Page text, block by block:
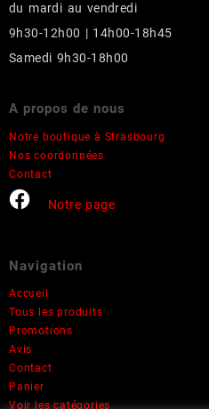
du mardi au vendredi
9h30-12h00 | 14h00-18h45
Samedi 9h30-18h00
A propos de nous
Notre boutique à Strasbourg
Nos coordonnées
Contact
Notre page
Navigation
Accueil
Tous les produits
Promotions
Avis
Contact
Panier
Voir les catégories